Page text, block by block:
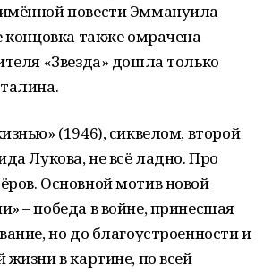
повести Эммануила
концовка также омрачена
«Звезда» дошла только
(1946), сиквелом, второй
Лукова, не всё ладно. Про
Основной мотив новой
– победа в войне, принесшая
но до благоустроенности и
жизни в картине, по всей